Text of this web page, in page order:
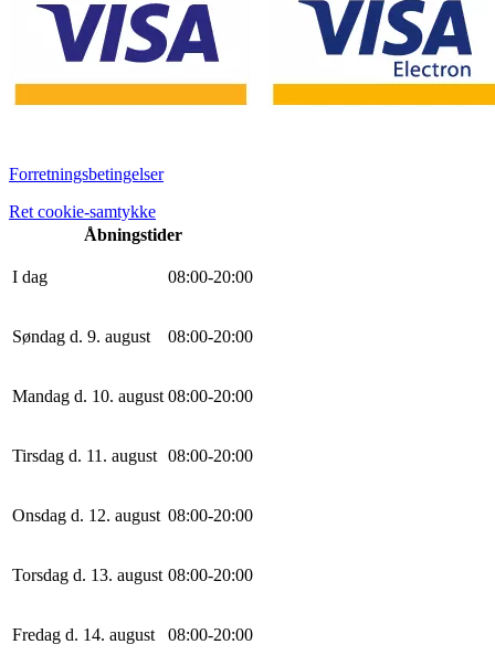
Forretningsbetingelser
Ret cookie-samtykke
Åbningstider
I dag 08:00-20:00
Søndag d. 9. august 08:00-20:00
Mandag d. 10. august 08:00-20:00
Tirsdag d. 11. august 08:00-20:00
Onsdag d. 12. august 08:00-20:00
Torsdag d. 13. august 08:00-20:00
Fredag d. 14. august 08:00-20:00